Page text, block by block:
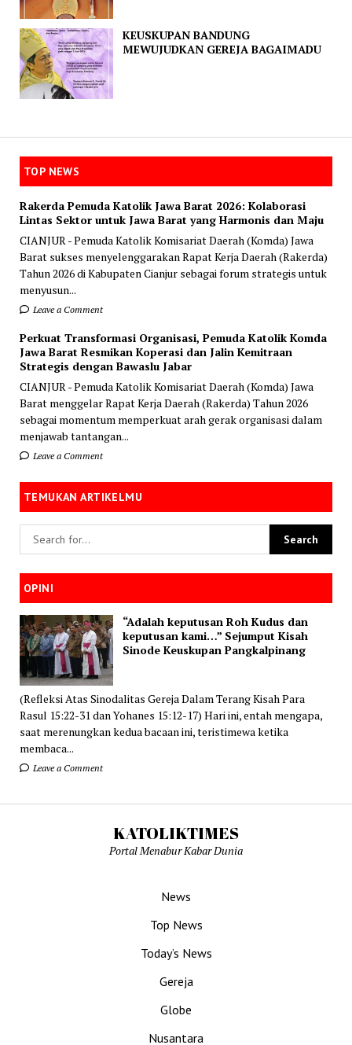
KEUSKUPAN BANDUNG
MEWUJUDKAN GEREJA BAGAIMADU
TOP NEWS
Rakerda Pemuda Katolik Jawa Barat 2026: Kolaborasi
Lintas Sektor untuk Jawa Barat yang Harmonis dan Maju
CIANJUR - Pemuda Katolik Komisariat Daerah (Komda) Jawa
Barat sukses menyelenggarakan Rapat Kerja Daerah (Rakerda)
Tahun 2026 di Kabupaten Cianjur sebagai forum strategis untuk
menyusun...
Leave a Comment
Perkuat Transformasi Organisasi, Pemuda Katolik Komda
Jawa Barat Resmikan Koperasi dan Jalin Kemitraan
Strategis dengan Bawaslu Jabar
CIANJUR - Pemuda Katolik Komisariat Daerah (Komda) Jawa
Barat menggelar Rapat Kerja Daerah (Rakerda) Tahun 2026
sebagai momentum memperkuat arah gerak organisasi dalam
menjawab tantangan...
Leave a Comment
TEMUKAN ARTIKELMU
OPINI
“Adalah keputusan Roh Kudus dan
keputusan kami…” Sejumput Kisah
Sinode Keuskupan Pangkalpinang
(Refleksi Atas Sinodalitas Gereja Dalam Terang Kisah Para
Rasul 15:22-31 dan Yohanes 15:12-17) Hari ini, entah mengapa,
saat merenungkan kedua bacaan ini, teristimewa ketika
membaca...
Leave a Comment
KATOLIKTIMES
Portal Menabur Kabar Dunia
News
Top News
Today’s News
Gereja
Globe
Nusantara